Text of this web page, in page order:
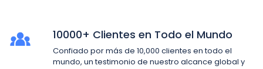
10000+ Clientes en Todo el Mundo
Confiado por más de 10,000 clientes en todo el
mundo, un testimonio de nuestro alcance global y